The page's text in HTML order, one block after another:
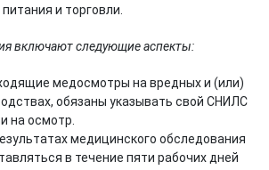
и торговли.
включают следующие аспекты:
медосмотры на вредных и (или)
обязаны указывать свой СНИЛС
на осмотр.
медицинского обследования
в течение пяти рабочих дней